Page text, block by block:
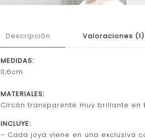
Descripción Valoraciones (1)
MEDIDAS:
0,6cm
MATERIALES:
Circón transparente muy brillante
INCLUYE:
– Cada joya viene en una exclusiva